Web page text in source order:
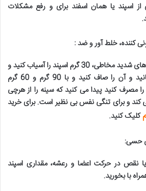
یا همان اسفند برای و رفع مشکلات
.
کننده، خلط آور و ضد:
برای درمان و رفع سرفه های شدید مخاطی، 30 گرم اسپند را آسیاب کنید و
با 120 گرم آب بجوشانید و آن را صاف کنید و با 90 گرم و 60 گرم
مصرف کنید پیدا می کنید که سینه را از هرچی
و برای تنگی نفس بی نظیر است. برای خرید
کلیک کنید.
حسی:
نقص در حرکت اعضا و رعشه، مقداری اسپند
با بخورید.